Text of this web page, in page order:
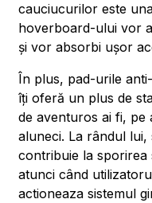
cauciucurilor este
hoverboard-ului vor
și vor absorbi ușor
În plus, pad-urile
îți oferă un plus de
de aventuros ai fi, pe
aluneci. La rândul
contribuie la sporirea
atunci când
actioneaza sistemul